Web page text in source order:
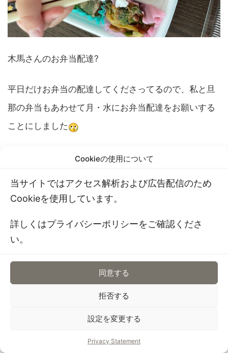
Cookieの使用について
当サイトではアクセス解析および広告配信のため
Cookieを使用しています。
詳しくはプライバシーポリシーをご確認くださ
い。
同意する
拒否する
設定を変更する
Privacy Statement
木馬さんのお弁当配達?
平日だけお弁当の配達してくださってるので、私と旦
那の弁当もあわせて月・水にお弁当配達をお願いする
ことにしました
全て安心材料で手作りしてくださっているので、紅し
紅しょうがが食べれるお弁当ってなかなか無いで
毎週月水が楽しみになりました
木馬さんのお昼のサービス弁当については、LINE登録
をすると詳しい注文方法が見れるので、お忙しい時に